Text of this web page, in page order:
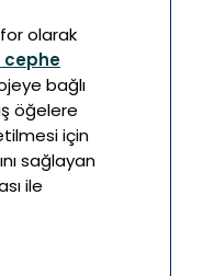
olarak
cephe
bağlı
öğelere
için
sağlayan
ile